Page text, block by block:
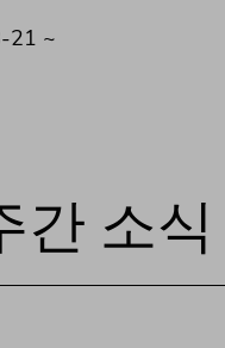
21 ~
간 소식